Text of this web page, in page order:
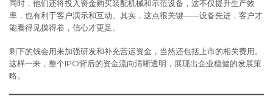
同时，他们还将投入资金购买装配机械和示范设备，这不仅提升生产效
率，也有利于客户演示和互动。其实，这点很关键——设备先进，客户才
能看得见摸得着，信心才更足。
剩下的钱会用来加强研发和补充营运资金，当然还包括上市的相关费用。
这样一来，整个IPO背后的资金流向清晰透明，展现出企业稳健的发展策
略。